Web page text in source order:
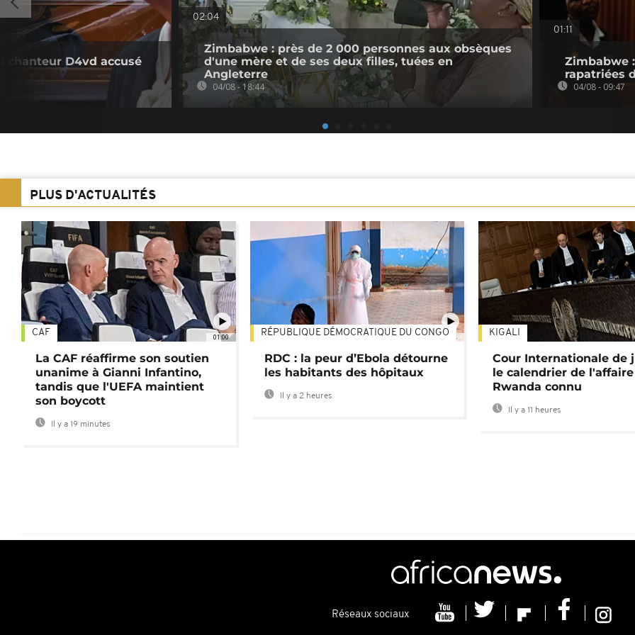
chanteur D4vd accusé
02:04
Zimbabwe : près de 2 000 personnes aux obsèques
d'une mère et de ses deux filles, tuées en
Angleterre
04/08 - 18:44
01:11
Zimbabwe
rapatriées
04/08 - 09:47
PLUS D'ACTUALITÉS
01:00
CAF
La CAF réaffirme son soutien
unanime à Gianni Infantino,
tandis que l'UEFA maintient
son boycott
Il y a 19 minutes
01:34
RÉPUBLIQUE DÉMOCRATIQUE DU CONGO
RDC : la peur d’Ebola détourne
les habitants des hôpitaux
Il y a 2 heures
KIGALI
Cour Internationale de
le calendrier de l'affaire
Rwanda connu
Il y a 11 heures
Réseaux sociaux